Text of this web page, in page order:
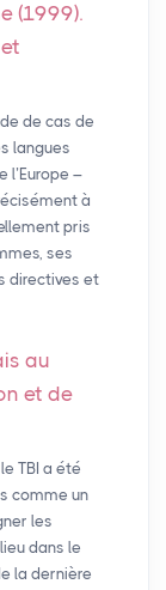
(1999).
de cas de
langues
l’Europe –
à
pris
ses
directives et
au
et de
TBI a été
comme un
les
dans le
la dernière